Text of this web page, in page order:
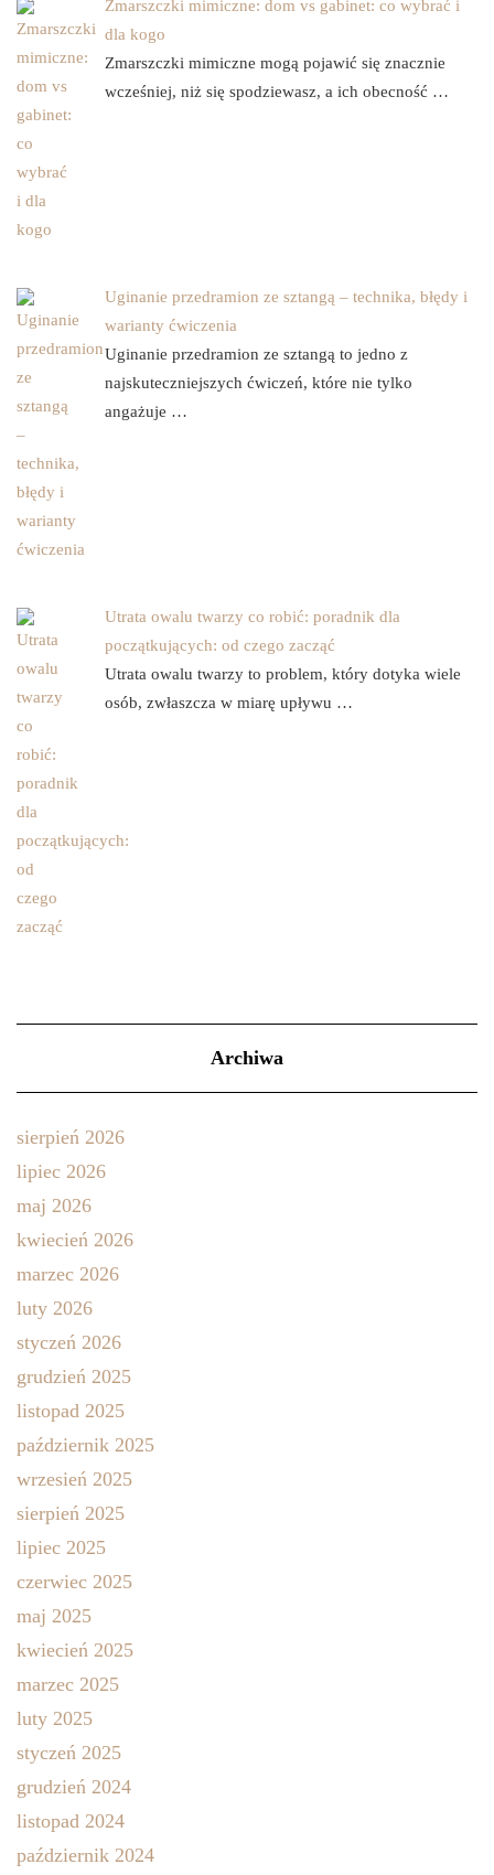
Zmarszczki mimiczne: dom vs gabinet: co wybrać i
dla kogo
Zmarszczki mimiczne mogą pojawić się znacznie
wcześniej, niż się spodziewasz, a ich obecność …
Uginanie przedramion ze sztangą – technika, błędy i
warianty ćwiczenia
Uginanie przedramion ze sztangą to jedno z
najskuteczniejszych ćwiczeń, które nie tylko
angażuje …
Utrata owalu twarzy co robić: poradnik dla
początkujących: od czego zacząć
Utrata owalu twarzy to problem, który dotyka wiele
osób, zwłaszcza w miarę upływu …
Archiwa
sierpień 2026
lipiec 2026
maj 2026
kwiecień 2026
marzec 2026
luty 2026
styczeń 2026
grudzień 2025
listopad 2025
październik 2025
wrzesień 2025
sierpień 2025
lipiec 2025
czerwiec 2025
maj 2025
kwiecień 2025
marzec 2025
luty 2025
styczeń 2025
grudzień 2024
listopad 2024
październik 2024